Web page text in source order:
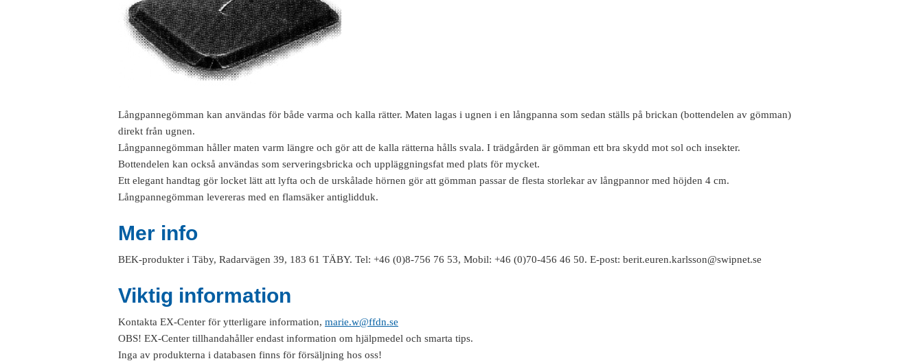
Långpannegömman kan användas för både varma och kalla rätter. Maten lagas i ugnen i en långpanna som sedan ställs på brickan (bottendelen av gömman)
direkt från ugnen.
Långpannegömman håller maten varm längre och gör att de kalla rätterna hålls svala. I trädgården är gömman ett bra skydd mot sol och insekter.
Bottendelen kan också användas som serveringsbricka och uppläggningsfat med plats för mycket.
Ett elegant handtag gör locket lätt att lyfta och de urskålade hörnen gör att gömman passar de flesta storlekar av långpannor med höjden 4 cm.
Långpannegömman levereras med en flamsäker antiglidduk.
Mer info
BEK-produkter i Täby, Radarvägen 39, 183 61 TÄBY. Tel: +46 (0)8-756 76 53, Mobil: +46 (0)70-456 46 50. E-post: berit.euren.karlsson@swipnet.se
Viktig information
Kontakta EX-Center för ytterligare information, marie.w@ffdn.se
OBS! EX-Center tillhandahåller endast information om hjälpmedel och smarta tips.
Inga av produkterna i databasen finns för försäljning hos oss!